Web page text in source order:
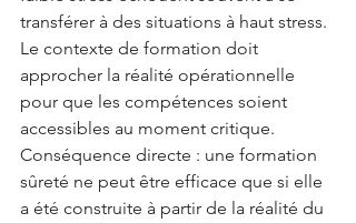
transférer à des situations à haut stress.
Le contexte de formation doit
approcher la réalité opérationnelle
pour que les compétences soient
accessibles au moment critique.
Conséquence directe : une formation
sûreté ne peut être efficace que si elle
a été construite à partir de la réalité du